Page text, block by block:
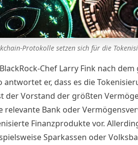
Protokolle setzen sich für die
Chef Larry Fink nach
antwortet er, dass es die
der Vorstand der größten
relevante Bank oder
Finanzprodukte vor.
Sparkassen oder